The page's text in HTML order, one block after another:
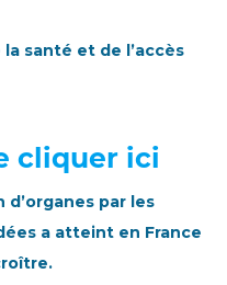
santé et de l’accès
cliquer ici
d’organes par les
a atteint en France